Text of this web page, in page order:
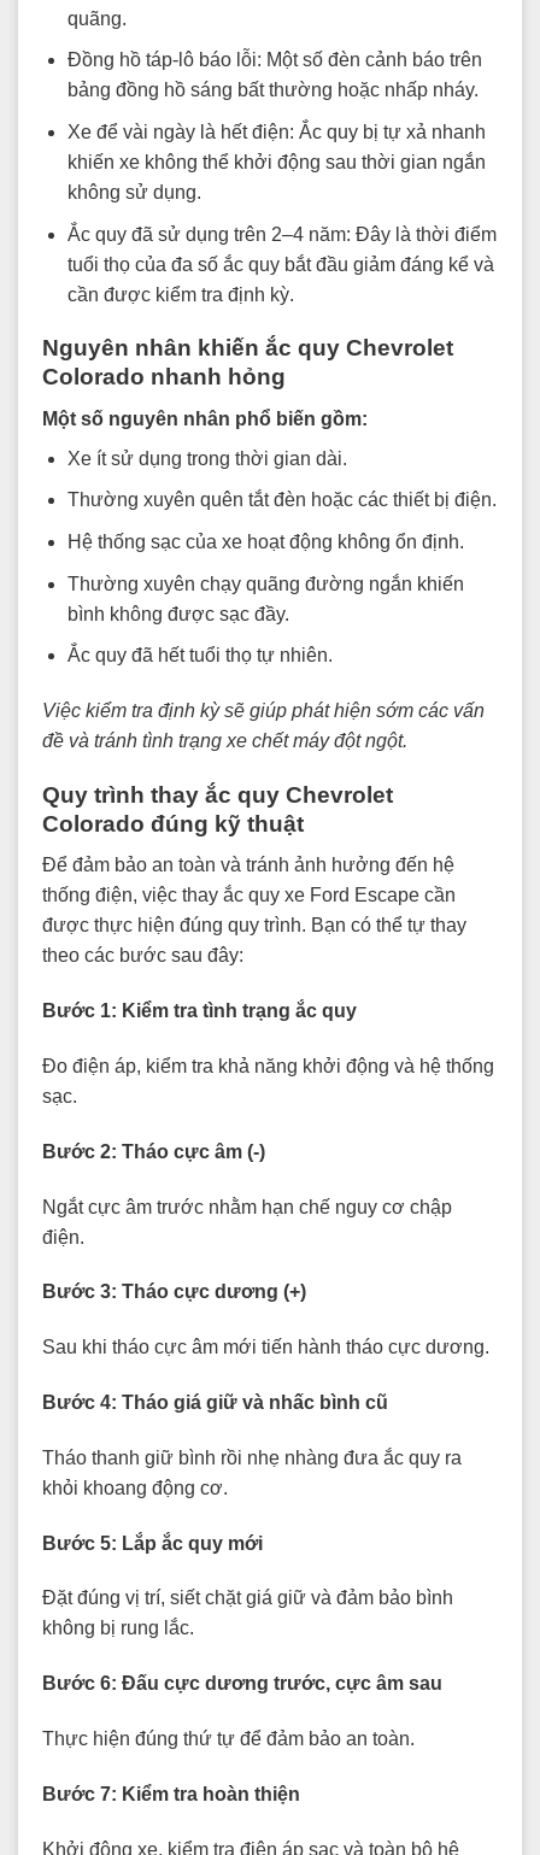
quãng.
Đồng hồ táp-lô báo lỗi: Một số đèn cảnh báo trên
bảng đồng hồ sáng bất thường hoặc nhấp nháy.
Xe để vài ngày là hết điện: Ắc quy bị tự xả nhanh
khiến xe không thể khởi động sau thời gian ngắn
không sử dụng.
Ắc quy đã sử dụng trên 2–4 năm: Đây là thời điểm
tuổi thọ của đa số ắc quy bắt đầu giảm đáng kể và
cần được kiểm tra định kỳ.
Nguyên nhân khiến ắc quy Chevrolet
Colorado nhanh hỏng
Một số nguyên nhân phổ biến gồm:
Xe ít sử dụng trong thời gian dài.
Thường xuyên quên tắt đèn hoặc các thiết bị điện.
Hệ thống sạc của xe hoạt động không ổn định.
Thường xuyên chạy quãng đường ngắn khiến
bình không được sạc đầy.
Ắc quy đã hết tuổi thọ tự nhiên.
Việc kiểm tra định kỳ sẽ giúp phát hiện sớm các vấn
đề và tránh tình trạng xe chết máy đột ngột.
Quy trình thay ắc quy Chevrolet
Colorado đúng kỹ thuật
Để đảm bảo an toàn và tránh ảnh hưởng đến hệ
thống điện, việc thay ắc quy xe Ford Escape cần
được thực hiện đúng quy trình. Bạn có thể tự thay
theo các bước sau đây:
Bước 1: Kiểm tra tình trạng ắc quy
Đo điện áp, kiểm tra khả năng khởi động và hệ thống
sạc.
Bước 2: Tháo cực âm (-)
Ngắt cực âm trước nhằm hạn chế nguy cơ chập
điện.
Bước 3: Tháo cực dương (+)
Sau khi tháo cực âm mới tiến hành tháo cực dương.
Bước 4: Tháo giá giữ và nhấc bình cũ
Tháo thanh giữ bình rồi nhẹ nhàng đưa ắc quy ra
khỏi khoang động cơ.
Bước 5: Lắp ắc quy mới
Đặt đúng vị trí, siết chặt giá giữ và đảm bảo bình
không bị rung lắc.
Bước 6: Đấu cực dương trước, cực âm sau
Thực hiện đúng thứ tự để đảm bảo an toàn.
Bước 7: Kiểm tra hoàn thiện
Khởi động xe, kiểm tra điện áp sạc và toàn bộ hệ